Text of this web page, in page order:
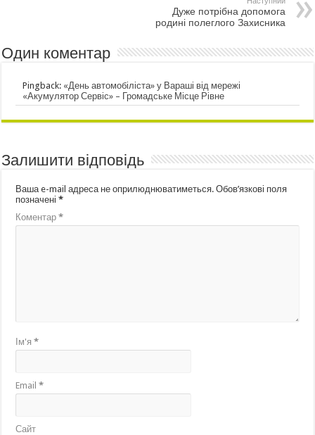
Дуже потрібна допомога
родині полеглого Захисника
Один коментар
Pingback: «День автомобіліста» у Вараші від мережі
«Акумулятор Сервіс» – Громадське Місце Рівне
Залишити відповідь
Ваша e-mail адреса не оприлюднюватиметься. Обов’язкові поля
позначені*
Коментар*
Ім'я*
Email*
Сайт